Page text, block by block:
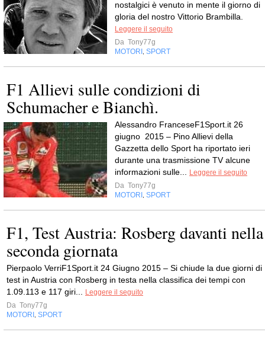
nostalgici è venuto in mente il giorno di
gloria del nostro Vittorio Brambilla.
Leggere il seguito
Da Tony77g
MOTORI
SPORT
F1 Allievi sulle condizioni di
Schumacher e Bianchì.
Alessandro FranceseF1Sport.it 26
giugno 2015 – Pino Allievi della
Gazzetta dello Sport ha riportato ieri
durante una trasmissione TV alcune
informazioni sulle...
Leggere il seguito
Da Tony77g
MOTORI
SPORT
F1, Test Austria: Rosberg davanti nella
seconda giornata
Pierpaolo VerriF1Sport.it 24 Giugno 2015 – Si chiude la due giorni di
test in Austria con Rosberg in testa nella classifica dei tempi con
1.09.113 e 117 giri...
Leggere il seguito
Da Tony77g
MOTORI
SPORT